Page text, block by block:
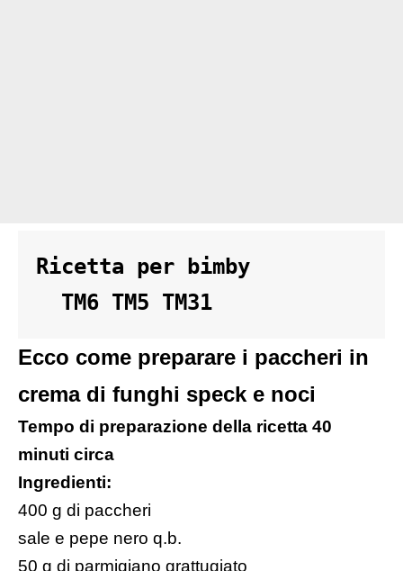
Ricetta per bimby
  TM6 TM5 TM31
Ecco come preparare i paccheri in
crema di funghi speck e noci
Tempo di preparazione della ricetta 40
minuti circa
Ingredienti:
400 g di paccheri
sale e pepe nero q.b.
50 g di parmigiano grattugiato